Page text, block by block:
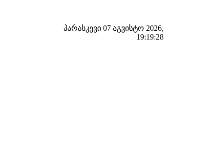
პარასკევი 07 აგვისტო 2026,
19:19:29